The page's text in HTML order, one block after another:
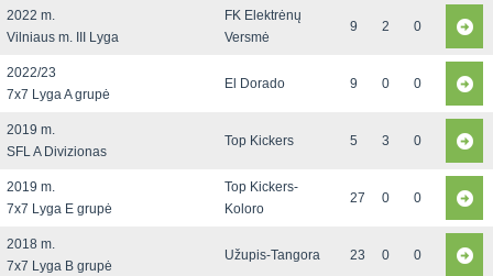
2022 m.
Vilniaus m. III Lyga
FK Elektrėnų
Versmė
9 2 0
2022/23
7x7 Lyga A grupė
El Dorado 9 0 0
2019 m.
SFL A Divizionas
Top Kickers 5 3 0
2019 m.
7x7 Lyga E grupė
Top Kickers-
Koloro
27 0 0
2018 m.
7x7 Lyga B grupė
Užupis-Tangora 23 0 0